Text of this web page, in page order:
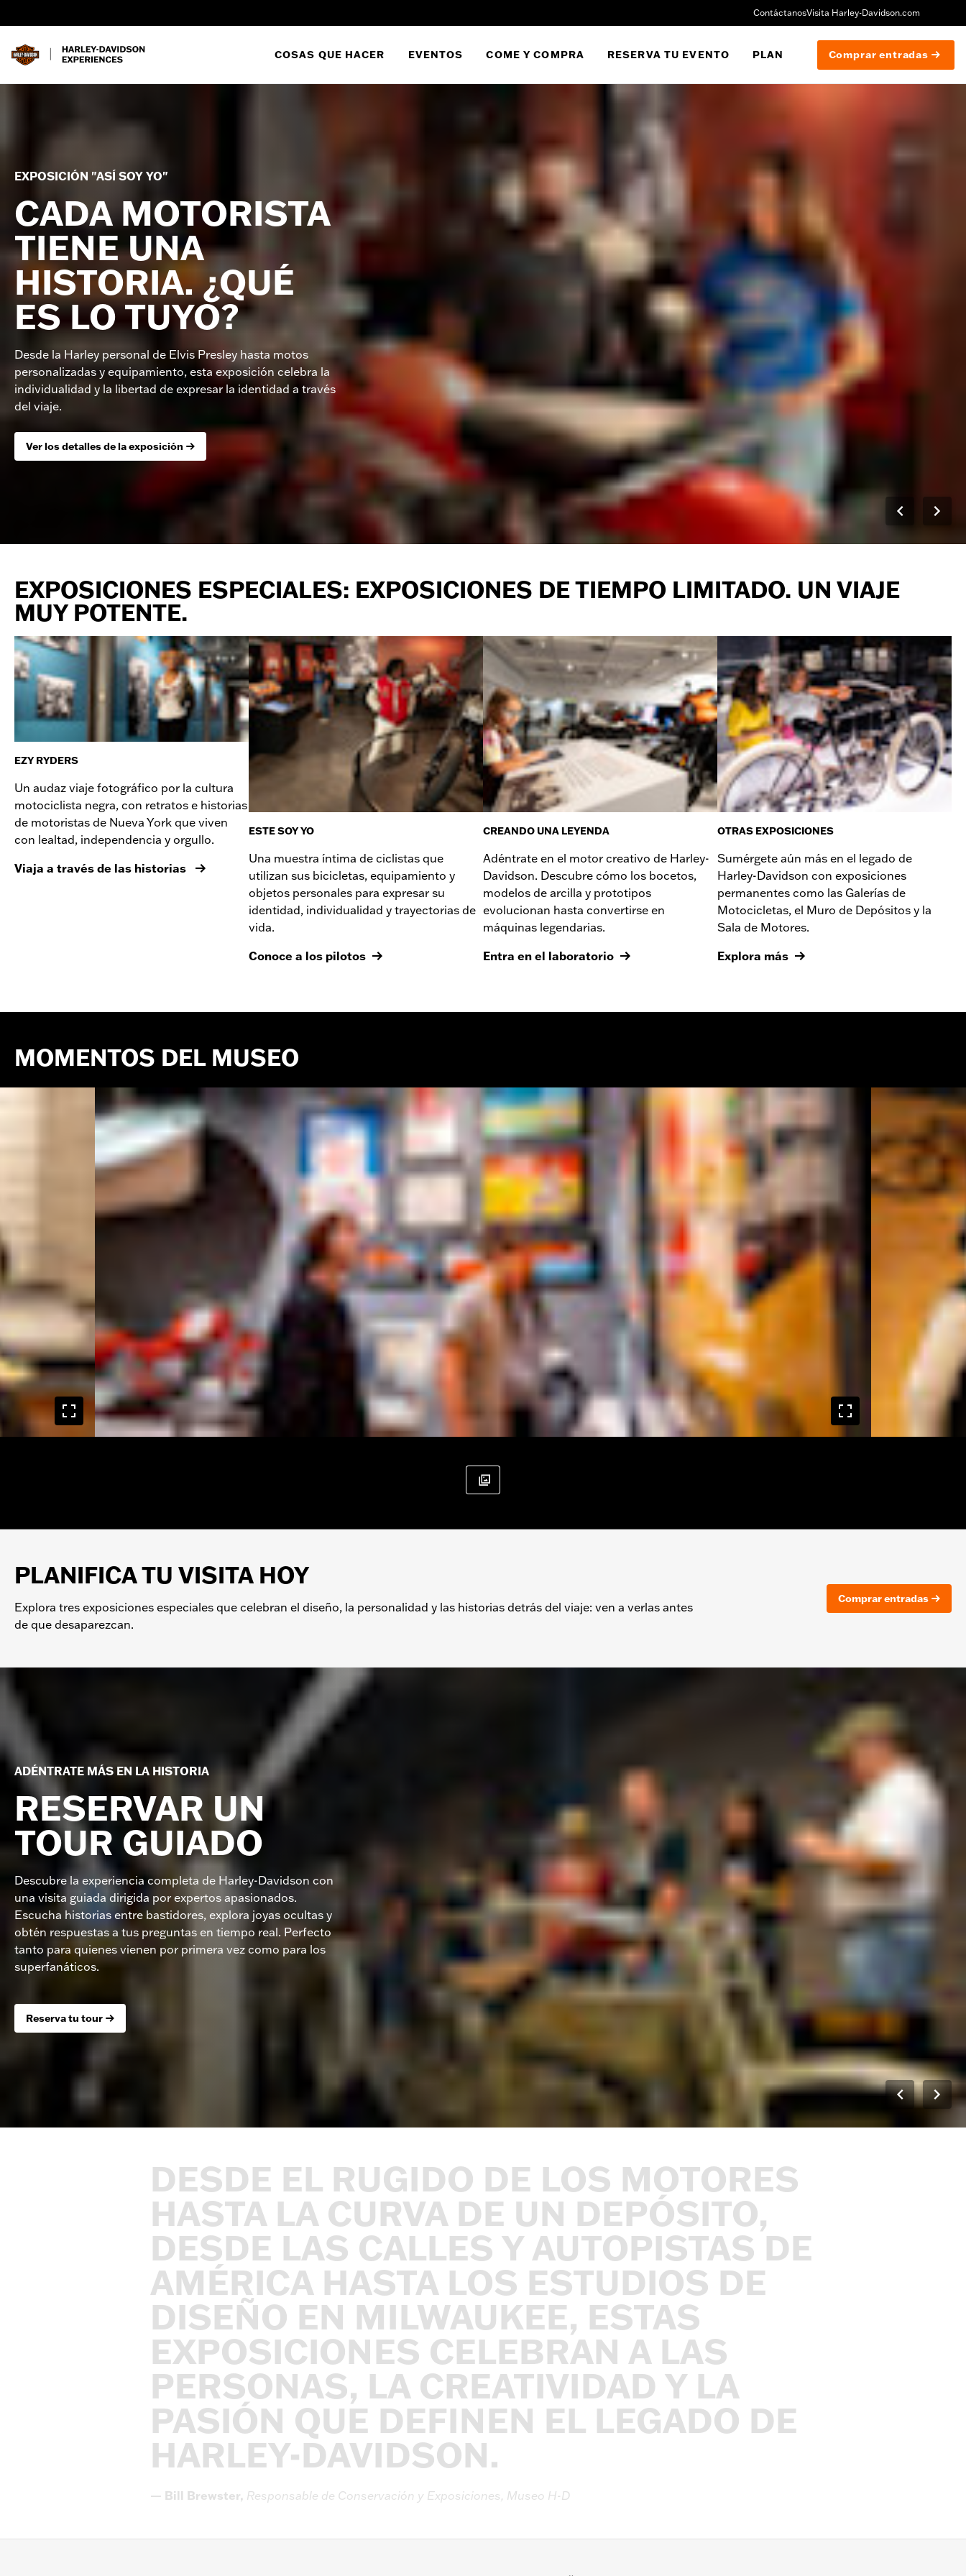
ContáctanosVisita Harley-Davidson.com
COSAS QUE HACER EVENTOS COME Y COMPRA RESERVA TU EVENTO PLAN Comprar entradas
EXPOSICIÓN "ASÍ SOY YO"
CADA MOTORISTA
TIENE UNA
HISTORIA. ¿QUÉ
ES LO TUYO?
Desde la Harley personal de Elvis Presley hasta motos
personalizadas y equipamiento, esta exposición celebra la
individualidad y la libertad de expresar la identidad a través
del viaje.
Ver los detalles de la exposición
EXPOSICIONES ESPECIALES: EXPOSICIONES DE TIEMPO LIMITADO. UN VIAJE
MUY POTENTE.
EZY RYDERS
Un audaz viaje fotográfico por la cultura
motociclista negra, con retratos e historias
de motoristas de Nueva York que viven
con lealtad, independencia y orgullo.
Viaja a través de las historias
ESTE SOY YO
Una muestra íntima de ciclistas que
utilizan sus bicicletas, equipamiento y
objetos personales para expresar su
identidad, individualidad y trayectorias de
vida.
Conoce a los pilotos
CREANDO UNA LEYENDA
Adéntrate en el motor creativo de Harley-
Davidson. Descubre cómo los bocetos,
modelos de arcilla y prototipos
evolucionan hasta convertirse en
máquinas legendarias.
Entra en el laboratorio
OTRAS EXPOSICIONES
Sumérgete aún más en el legado de
Harley-Davidson con exposiciones
permanentes como las Galerías de
Motocicletas, el Muro de Depósitos y la
Sala de Motores.
Explora más
MOMENTOS DEL MUSEO
PLANIFICA TU VISITA HOY
Explora tres exposiciones especiales que celebran el diseño, la personalidad y las historias detrás del viaje: ven a verlas antes
de que desaparezcan.
Comprar entradas
ADÉNTRATE MÁS EN LA HISTORIA
RESERVAR UN
TOUR GUIADO
Descubre la experiencia completa de Harley-Davidson con
una visita guiada dirigida por expertos apasionados.
Escucha historias entre bastidores, explora joyas ocultas y
obtén respuestas a tus preguntas en tiempo real. Perfecto
tanto para quienes vienen por primera vez como para los
superfanáticos.
Reserva tu tour
DESDE EL RUGIDO DE LOS MOTORES
HASTA LA CURVA DE UN DEPÓSITO,
DESDE LAS CALLES Y AUTOPISTAS DE
AMÉRICA HASTA LOS ESTUDIOS DE
DISEÑO EN MILWAUKEE, ESTAS
EXPOSICIONES CELEBRAN A LAS
PERSONAS, LA CREATIVIDAD Y LA
PASIÓN QUE DEFINEN EL LEGADO DE
HARLEY-DAVIDSON.
— Bill Brewster, Responsable de Conservación y Exposiciones, Museo H-D